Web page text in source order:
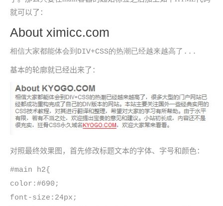
就可以了：
About ximicc.com
相信大家都能体会到DIV+CSS的热潮已经越来越高了...
基本的轮廓就已经出来了：
对照最终效果图，首先修改标题文本的字体、字号和颜色：
#main h2{
color:#690;
font-size:24px;